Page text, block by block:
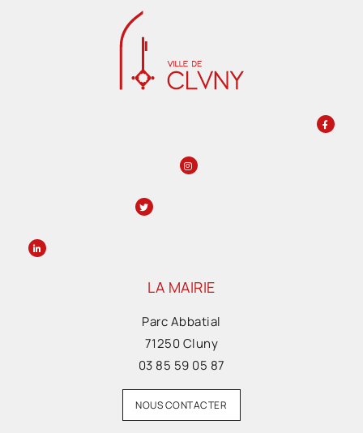
LA MAIRIE
Parc Abbatial
71250 Cluny
03 85 59 05 87
NOUS CONTACTER